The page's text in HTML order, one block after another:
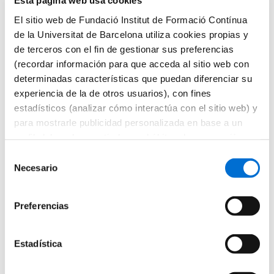
El sitio web de Fundació Institut de Formació Contínua
de la Universitat de Barcelona utiliza cookies propias y
de terceros con el fin de gestionar sus preferencias
(recordar información para que acceda al sitio web con
determinadas características que puedan diferenciar su
experiencia de la de otros usuarios), con fines
estadísticos (analizar cómo interactúa con el sitio web) y
para mostrarle publicidad personalizada en base a un
información sobre las cookies puede consultar la
Necesario
Preferencias
Estadística
Futuros estudiantes
Cómo matricularse
Preguntas frecuentes
¿Por qué IL3-UB?
Qué opinan nuestros alumnos
10 motivos por los que estudiar en IL3-UB
Tu carrera profesional
¿Qué es Talent HUB?
Impulsa tu carrera
Bolsa de trabajo
Eventos Talent HUB
Horarios de atención